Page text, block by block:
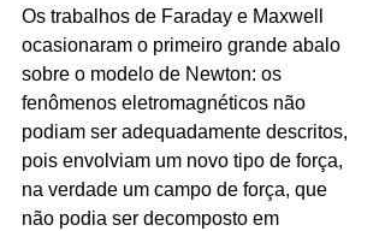
Os trabalhos de Faraday e Maxwell
ocasionaram o primeiro grande abalo
sobre o modelo de Newton: os
fenômenos eletromagnéticos não
podiam ser adequadamente descritos,
pois envolviam um novo tipo de força,
na verdade um campo de força, que
não podia ser decomposto em